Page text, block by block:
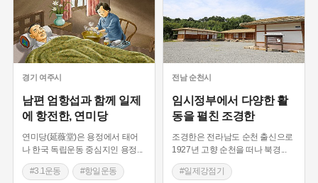
#전설 #용인 #온라인 생활사박물관 #마을
#백년가게 #인천 #고구려 #지명 #지명유래
#3.1운동 #목민관 #생활용품 #허준 #블루리본
#먼우금 #갯벌 #고구마
#28독립선언 #내성 #왕건 #지역의 오래된 가게
#조선 시대 사회 #공예품 #바보온달
#항일운동 #여성독립운동가 #한국광복군
#3.1운동 #드라마 촬영지 #국내 독립운동사적지
#민족계몽운동 #1910년대 독립운동단체
#2.8독립선언 #대한광복회
#1930년대 독립운동단체 #서울미래유산
경기 여주시
남편 엄항섭과 함께 일제
에 항전한, 연미당
연미당(延薇堂)은 용정에서 태어
나 한국 독립운동 중심지인 용정
#3.1운동 #항일운동
전남 순천시
임시정부에서 다양한 활
동을 펼친 조경한
조경한은 전라남도 순천 출신으로
1927년 고향 순천을 떠나 북경
#일제강점기